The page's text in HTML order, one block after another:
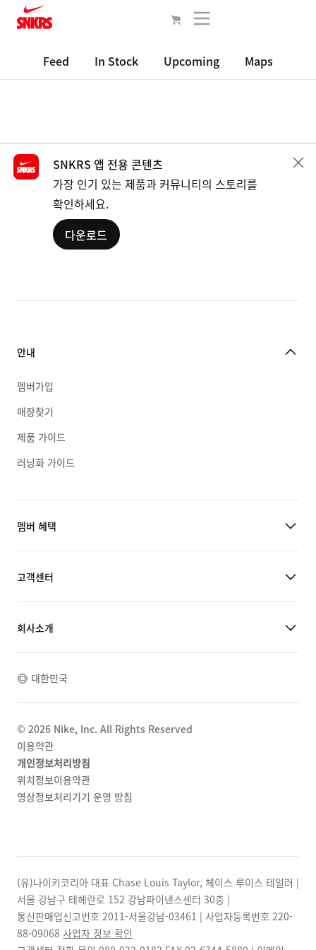
Feed In Stock Upcoming Maps
SNKRS 앱 전용 콘텐츠
가장 인기 있는 제품과 커뮤니티의 스토리를
확인하세요.
다운로드
안내
멤버가입
매장찾기
제품 가이드
러닝화 가이드
멤버 혜택
고객센터
회사소개
대한민국
© 2026 Nike, Inc. All Rights Reserved
이용약관
개인정보처리방침
위치정보이용약관
영상정보처리기기 운영 방침
(유)나이키코리아 대표 Chase Louis Taylor, 체이스 루이스 테일러 |
서울 강남구 테헤란로 152 강남파이낸스센터 30층 |
통신판매업신고번호 2011-서울강남-03461 | 사업자등록번호 220-
88-09068 사업자 정보 확인